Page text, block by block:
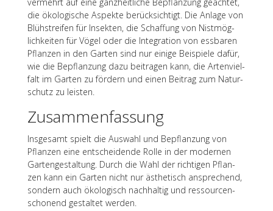
vermehrt auf eine ganz­heit­li­che Bepflan­zung geach­tet,
die ökolo­gi­sche Aspekte berück­sich­tigt. Die Anlage von
Blüh­strei­fen für Insek­ten, die Schaf­fung von Nist­mög­
lich­kei­ten für Vögel oder die Inte­gra­tion von essba­ren
Pflan­zen in den Garten sind nur einige Beispiele dafür,
wie die Bepflan­zung dazu beitra­gen kann, die Arten­viel­
falt im Garten zu fördern und einen Beitrag zum Natur­
schutz zu leisten.
Zusam­men­fas­sung
Insge­samt spielt die Auswahl und Bepflan­zung von
Pflan­zen eine entschei­dende Rolle in der moder­nen
Garten­ge­stal­tung. Durch die Wahl der rich­ti­gen Pflan­
zen kann ein Garten nicht nur ästhe­tisch anspre­chend,
sondern auch ökolo­gisch nach­hal­tig und ressour­cen­
scho­nend gestal­tet werden.